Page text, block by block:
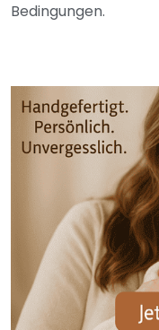
Bedingungen.